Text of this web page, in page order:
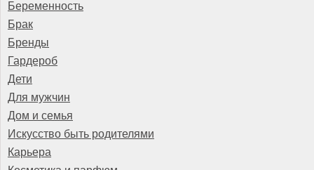
Беременность
Брак
Бренды
Гардероб
Дети
Для мужчин
Дом и семья
Искусство быть родителями
Карьера